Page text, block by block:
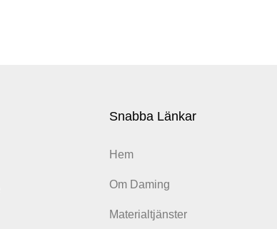
Snabba Länkar
Hem
Om Daming
Materialtjänster